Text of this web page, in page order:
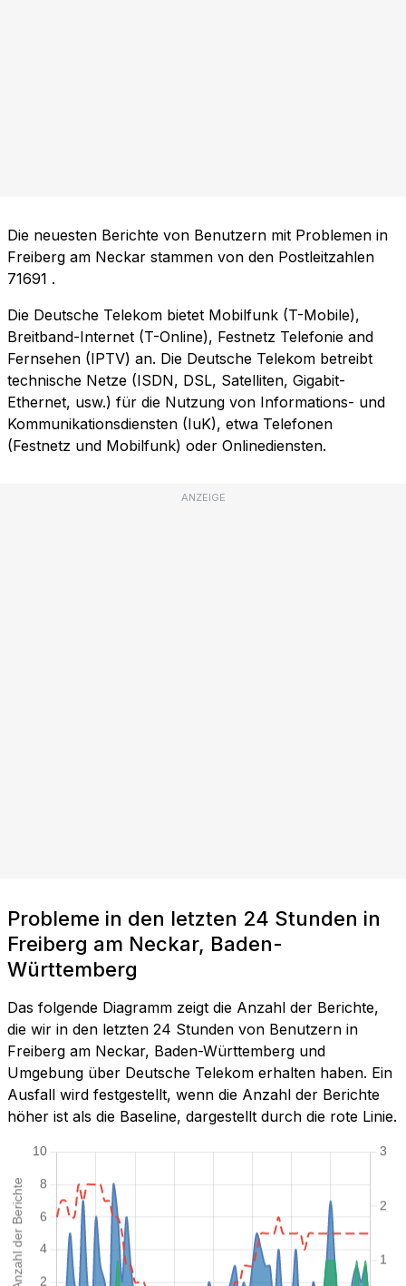
Die neuesten Berichte von Benutzern mit Problemen in
Freiberg am Neckar stammen von den Postleitzahlen
71691 .
Die Deutsche Telekom bietet Mobilfunk (T-Mobile),
Breitband-Internet (T-Online), Festnetz Telefonie and
Fernsehen (IPTV) an. Die Deutsche Telekom betreibt
technische Netze (ISDN, DSL, Satelliten, Gigabit-
Ethernet, usw.) für die Nutzung von Informations- und
Kommunikationsdiensten (IuK), etwa Telefonen
(Festnetz und Mobilfunk) oder Onlinediensten.
ANZEIGE
Probleme in den letzten 24 Stunden in
Freiberg am Neckar, Baden-
Württemberg
Das folgende Diagramm zeigt die Anzahl der Berichte,
die wir in den letzten 24 Stunden von Benutzern in
Freiberg am Neckar, Baden-Württemberg und
Umgebung über Deutsche Telekom erhalten haben. Ein
Ausfall wird festgestellt, wenn die Anzahl der Berichte
höher ist als die Baseline, dargestellt durch die rote Linie.